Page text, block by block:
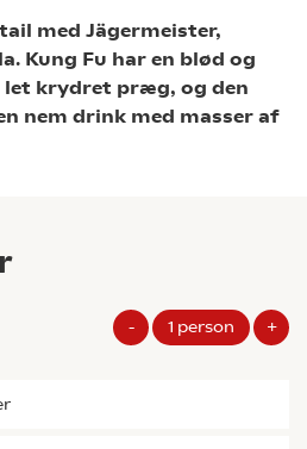
med Jägermeister,
Kung Fu har en blød og
krydret præg, og den
nem drink med masser af
- 1 person +